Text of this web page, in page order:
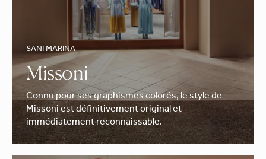
SANI MARINA
Missoni
Connu pour ses graphismes colorés, le style de
Missoni est définitivement original et
immédiatement reconnaissable.